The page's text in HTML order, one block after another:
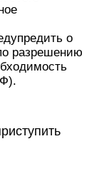
о
разрешению